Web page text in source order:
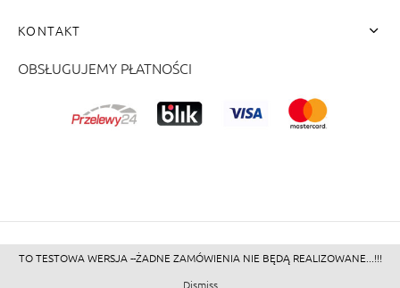
KONTAKT
OBSŁUGUJEMY PŁATNOŚCI
©2026 - Zacienione.pl<br>
TO TESTOWA WERSJA --ŻADNE ZAMÓWIENIA NIE BĘDĄ REALIZOWANE...!!!
Dismiss